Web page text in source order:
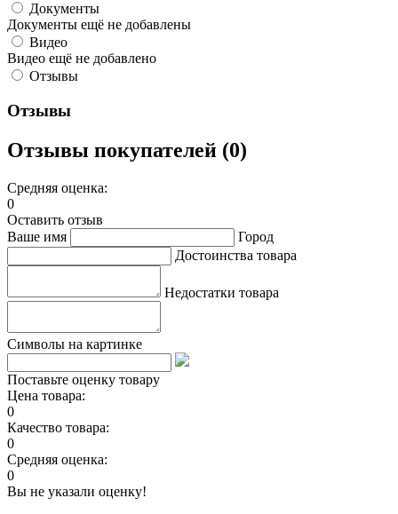
Документы
Документы ещё не добавлены
Видео
Видео ещё не добавлено
Отзывы
Отзывы
Отзывы покупателей (0)
Средняя оценка:
0
Оставить отзыв
Ваше имя
Город
Достоинства товара
Недостатки товара
Символы на картинке
Поставьте оценку товару
Цена товара:
0
Качество товара:
0
Средняя оценка:
0
Вы не указали оценку!